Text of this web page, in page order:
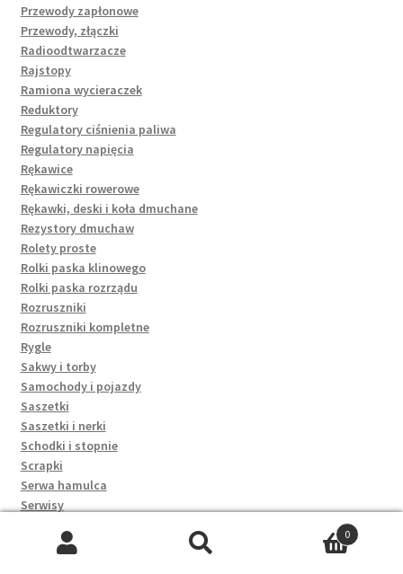
Przewody zapłonowe
Przewody, złączki
Radioodtwarzacze
Rajstopy
Ramiona wycieraczek
Reduktory
Regulatory ciśnienia paliwa
Regulatory napięcia
Rękawice
Rękawiczki rowerowe
Rękawki, deski i koła dmuchane
Rezystory dmuchaw
Rolety proste
Rolki paska klinowego
Rolki paska rozrządu
Rozruszniki
Rozruszniki kompletne
Rygle
Sakwy i torby
Samochody i pojazdy
Saszetki
Saszetki i nerki
Schodki i stopnie
Scrapki
Serwa hamulca
Serwisy
Siatki bagażowe
0